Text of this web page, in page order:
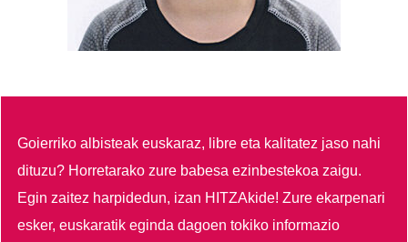
Goierriko albisteak euskaraz, libre eta kalitatez jaso nahi
dituzu? Horretarako zure babesa ezinbestekoa zaigu.
Egin zaitez harpidedun, izan HITZAkide!Zure ekarpenari
esker, euskaratik eginda dagoen tokiko informazio